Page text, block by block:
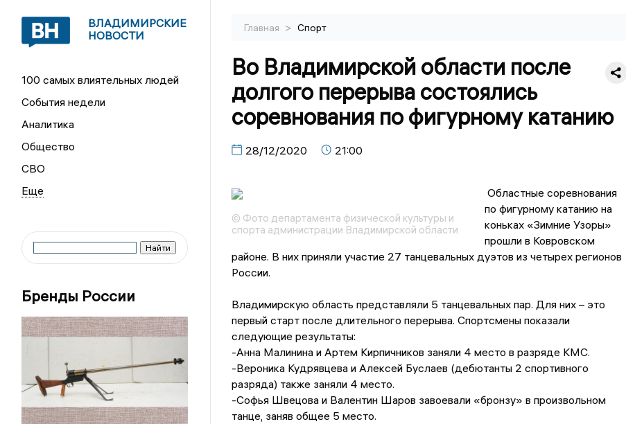
ВЛАДИМИРСКИЕ
НОВОСТИ
100 самых влиятельных людей
События недели
Аналитика
Общество
СВО
Бренды России
Главная > Спорт
Во Владимирской области после
долгого перерыва состоялись
соревнования по фигурному катанию
28/12/2020 21:00
© Фото департамента физической культуры и
спорта администрации Владимирской области
Областные соревнования
по фигурному катанию на
коньках «Зимние Узоры»
прошли в Ковровском
районе. В них приняли участие 27 танцевальных дуэтов из четырех регионов
России.
Владимирскую область представляли 5 танцевальных пар. Для них – это
первый старт после длительного перерыва. Спортсмены показали
следующие результаты:
-Анна Малинина и Артем Кирпичников заняли 4 место в разряде КМС.
-Вероника Кудрявцева и Алексей Буслаев (дебютанты 2 спортивного
разряда) также заняли 4 место.
-Софья Швецова и Валентин Шаров завоевали «бронзу» в произвольном
танце, заняв общее 5 место.